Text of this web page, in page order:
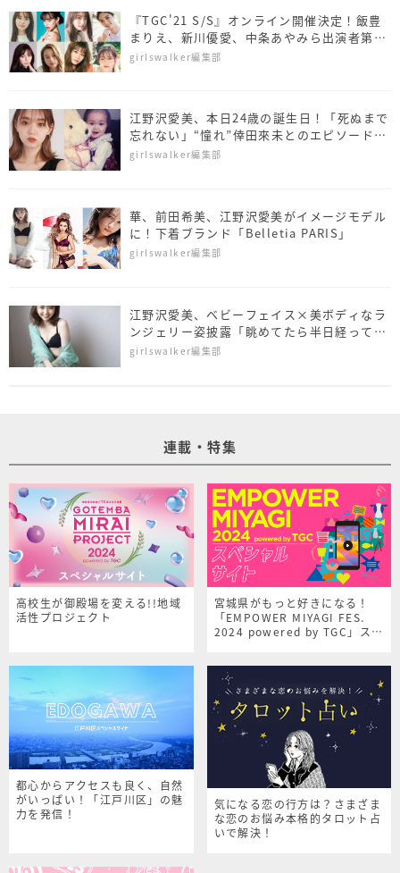
『TGC'21 S/S』オンライン開催決定！飯豊
まりえ、新川優愛、中条あやみら出演者第一
弾も発表！
girlswalker編集部
江野沢愛美、本日24歳の誕生日！「死ぬまで
忘れない」“憧れ”倖田來未とのエピソードあ
かす
girlswalker編集部
華、前田希美、江野沢愛美がイメージモデル
に！下着ブランド「Belletia PARIS」
girlswalker編集部
江野沢愛美、ベビーフェイス×美ボディなラ
ンジェリー姿披露「眺めてたら半日経ってま
した」
girlswalker編集部
連載・特集
高校生が御殿場を変える!!地域
活性プロジェクト
宮城県がもっと好きになる！
「EMPOWER MIYAGI FES.
2024 powered by TGC」スペ
都心からアクセスも良く、自然
がいっぱい！「江戸川区」の魅
力を発信！
気になる恋の行方は？さまざま
な恋のお悩み本格的タロット占
いで解決！